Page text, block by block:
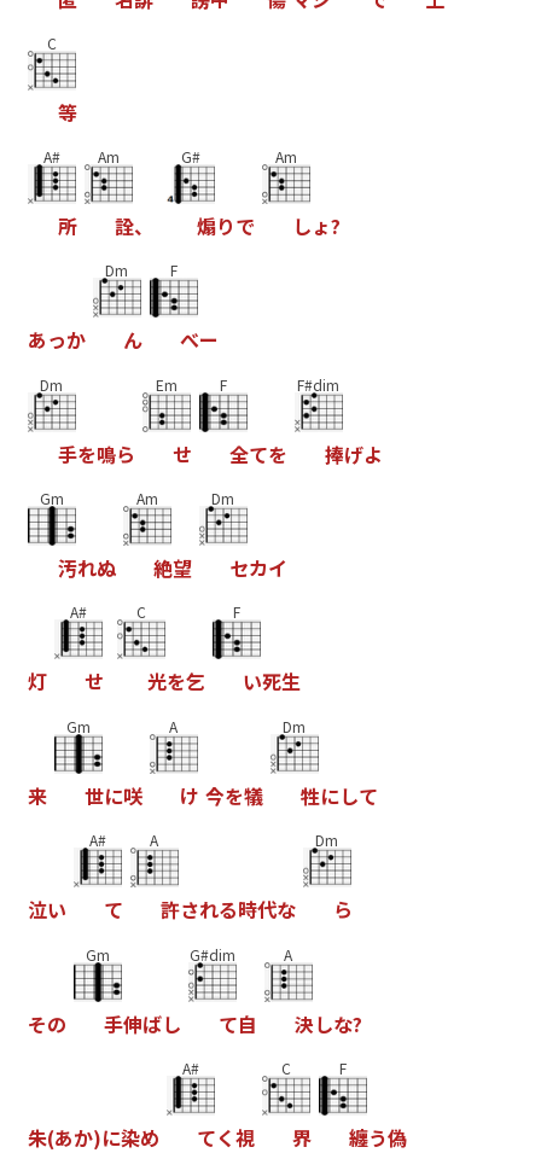
C
等
A#
所
Am
詮、
G#
煽りで
Am
しょ?
あっか
Dm
ん
F
べー
Dm
手を鳴ら
Em
せ
F
全てを
F#dim
捧げよ
Gm
汚れぬ
Am
絶望
Dm
セカイ
灯
A#
せ
C
光を乞
F
い死生
来
Gm
世に咲
A
け 今を犠
Dm
牲にして
泣い
A#
て
A
許される時代な
Dm
ら
その
Gm
手伸ばし
G#dim
て自
A
決しな?
朱(あか)に染め
A#
てく視
C
界
F
纏う偽